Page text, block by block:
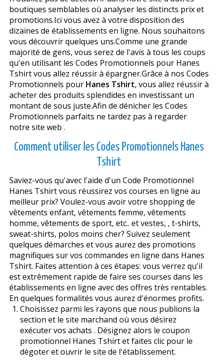
boutiques semblables où analyser les distincts prix et
promotions.Ici vous avez à votre disposition des
dizaines de établissements en ligne. Nous souhaitons
vous découvrir quelques uns.Comme une grande
majorité de gens, vous serez de l'avis à tous les coups
qu'en utilisant les Codes Promotionnels pour Hanes
Tshirt vous allez réussir à épargner.Grâce à nos Codes
Promotionnels pour Hanes Tshirt, vous allez réussir à
acheter des produits splendides en investissant un
montant de sous juste.Afin de dénicher les Codes
Promotionnels parfaits ne tardez pas à regarder
notre site web .
Comment utiliser les Codes Promotionnels Hanes
Tshirt
Saviez-vous qu'avec l'aide d'un Code Promotionnel
Hanes Tshirt vous réussirez vos courses en ligne au
meilleur prix? Voulez-vous avoir votre shopping de
vêtements enfant, vêtements femme, vêtements
homme, vêtements de sport, etc.. et vestes, , t-shirts,
sweat-shirts, polos moins cher? Suivez seulement
quelques démarches et vous aurez des promotions
magnifiques sur vos commandes en ligne dans Hanes
Tshirt. Faites attention à ces étapes: vous verrez qu'il
est extrêmement rapide de faire ses courses dans les
établissements en ligne avec des offres très rentables.
En quelques formalités vous aurez d'énormes profits.
Choisissez parmi les rayons que nous publions la
section et le site marchand où vous désirez
exécuter vos achats . Désignez alors le coupon
promotionnel Hanes Tshirt et faites clic pour le
dégoter et ouvrir le site de l'établissement.